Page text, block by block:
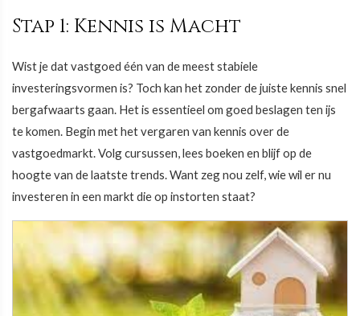
Stap 1: Kennis is Macht
Wist je dat vastgoed één van de meest stabiele
investeringsvormen is? Toch kan het zonder de juiste kennis snel
bergafwaarts gaan. Het is essentieel om goed beslagen ten ijs
te komen. Begin met het vergaren van kennis over de
vastgoedmarkt. Volg cursussen, lees boeken en blijf op de
hoogte van de laatste trends. Want zeg nou zelf, wie wil er nu
investeren in een markt die op instorten staat?